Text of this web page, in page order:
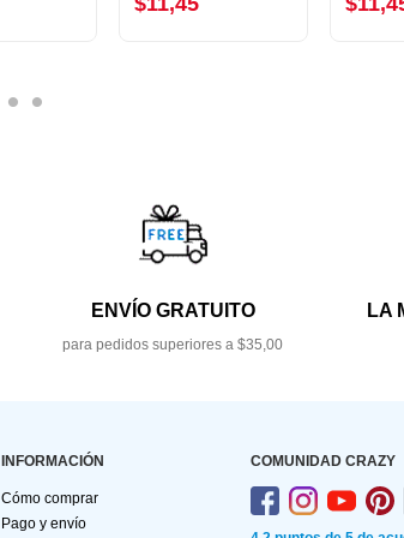
ENVÍO GRATUITO
para pedidos superiores a $35,00
LA
INFORMACIÓN
Cómo comprar
Pago y envío
COMUNIDAD CRAZY